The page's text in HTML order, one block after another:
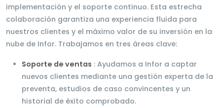
implementación y el soporte continuo. Esta estrecha
colaboración garantiza una experiencia fluida para
nuestros clientes y el máximo valor de su inversión en la
nube de Infor. Trabajamos en tres áreas clave:
Soporte de ventas : Ayudamos a Infor a captar
nuevos clientes mediante una gestión experta de la
preventa, estudios de caso convincentes y un
historial de éxito comprobado.